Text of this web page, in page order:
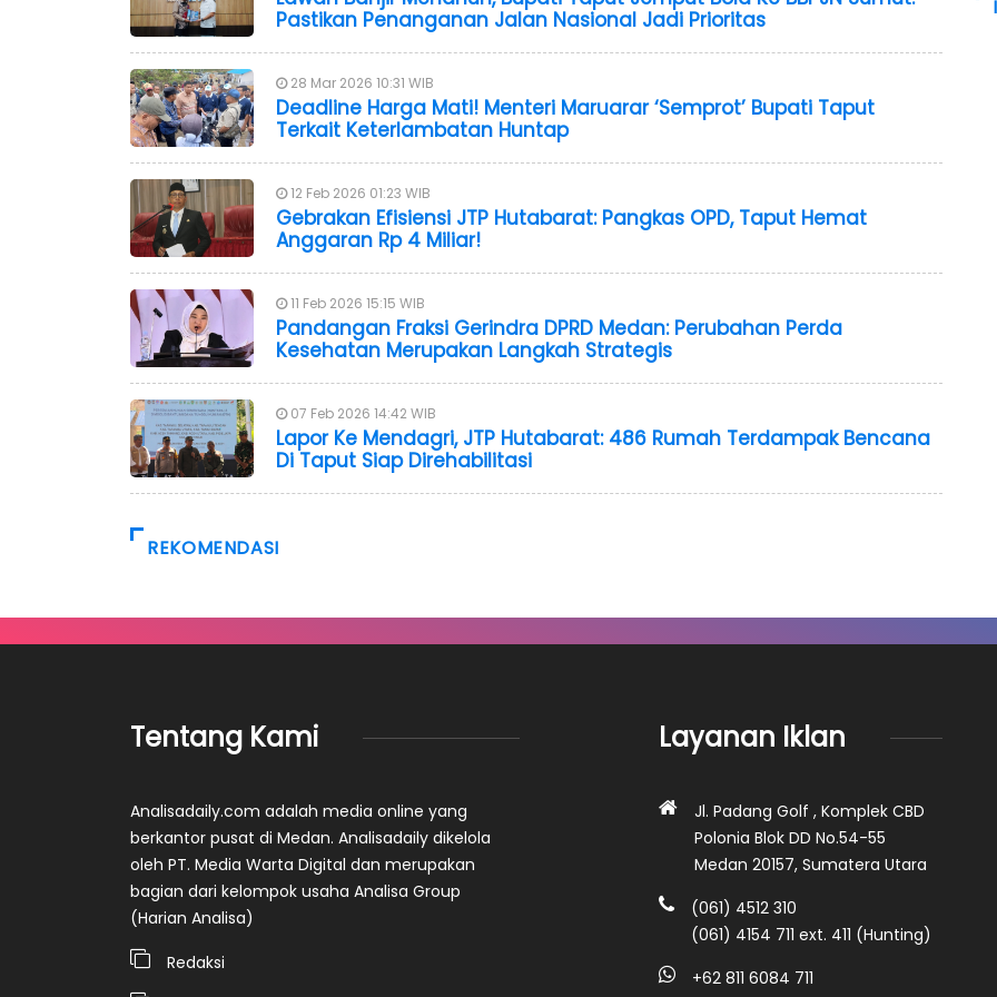
Pastikan Penanganan Jalan Nasional Jadi Prioritas
28 Mar 2026 10:31 WIB
Deadline Harga Mati! Menteri Maruarar ‘Semprot’ Bupati Taput
Terkait Keterlambatan Huntap
12 Feb 2026 01:23 WIB
Gebrakan Efisiensi JTP Hutabarat: Pangkas OPD, Taput Hemat
Anggaran Rp 4 Miliar!
11 Feb 2026 15:15 WIB
Pandangan Fraksi Gerindra DPRD Medan: Perubahan Perda
Kesehatan Merupakan Langkah Strategis
07 Feb 2026 14:42 WIB
Lapor Ke Mendagri, JTP Hutabarat: 486 Rumah Terdampak Bencana
Di Taput Siap Direhabilitasi
REKOMENDASI
Tentang Kami
Analisadaily.com adalah media online yang
berkantor pusat di Medan. Analisadaily dikelola
oleh PT. Media Warta Digital dan merupakan
bagian dari kelompok usaha Analisa Group
(Harian Analisa)
Redaksi
Layanan Iklan
Jl. Padang Golf , Komplek CBD
Polonia Blok DD No.54-55
Medan 20157, Sumatera Utara
(061) 4512 310
(061) 4154 711 ext. 411 (Hunting)
+62 811 6084 711